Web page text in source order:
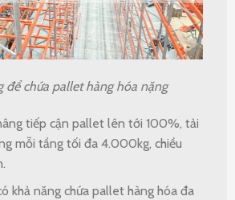
để chứa pallet hàng hóa nặng
tiếp cận pallet lên tới 100%, tải
mỗi tầng tối đa 4.000kg, chiều
khả năng chứa pallet hàng hóa đa